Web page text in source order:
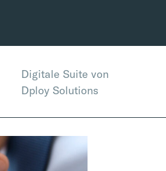
Digitale Suite von
Dploy Solutions